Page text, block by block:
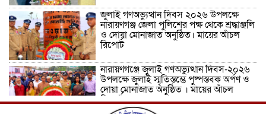
জুলাই গণঅভ্যুত্থান দিবস ২০২৬ উপলক্ষে
নারায়ণগঞ্জ জেলা পুলিশের পক্ষ থেকে শ্রদ্ধাঞ্জলি
ও দোয়া মোনাজাত অনুষ্ঠিত। মায়ের আঁচল
রিপোর্ট
নারায়ণগঞ্জে জুলাই গণঅভ্যুত্থান দিবস-২০২৬
উপলক্ষে জুলাই স্মৃতিস্তম্ভে পুষ্পস্তবক অর্পণ ও
দোয়া মোনাজাত অনুষ্ঠিত । মায়ের আঁচল
রিপোর্ট